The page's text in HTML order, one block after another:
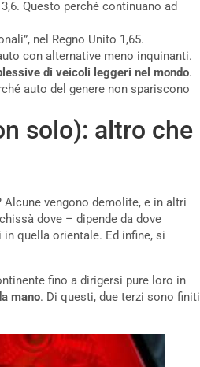
Questo perché continuano ad
nel Regno Unito 1,65.
con alternative meno inquinanti.
di veicoli leggeri nel mondo.
auto del genere non spariscono
solo): altro che
vengono demolite, e in altri
dove – dipende da dove
quella orientale. Ed infine, si
fino a dirigersi pure loro in
mano. Di questi, due terzi sono finiti